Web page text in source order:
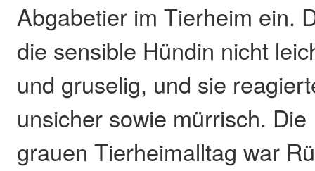
Abgabetier im Tierheim ein.
die sensible Hündin nicht
und gruselig, und sie
unsicher sowie mürrisch.
grauen Tierheimalltag war